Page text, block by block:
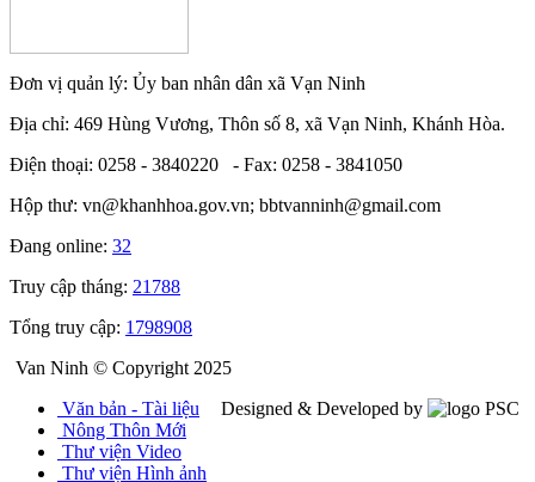
Đơn vị quản lý: Ủy ban nhân dân xã Vạn Ninh
Địa chỉ: 469 Hùng Vương, Thôn số 8, xã Vạn Ninh, Khánh Hòa.
Điện thoại: 0258 - 3840220 - Fax: 0258 - 3841050
Hộp thư: vn@khanhhoa.gov.vn; bbtvanninh@gmail.com
Đang online: 32
Truy cập tháng: 21788
Tổng truy cập: 1798908
Van Ninh © Copyright 2025
Designed & Developed by
Văn bản - Tài liệu
Nông Thôn Mới
Thư viện Video
Thư viện Hình ảnh